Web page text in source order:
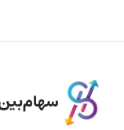
سهام‌بین